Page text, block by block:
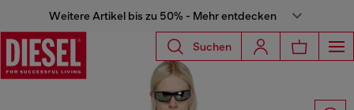
Weitere Artikel bis zu 50% - Mehr entdecken
Suchen